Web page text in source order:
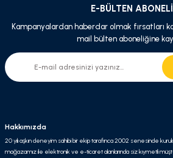
E-BÜLTEN
Kampanyalardan haberdar olmak fırsatları
mail bülten aboneliğine
Hakkımızda
20 yılı aşkın deneyim sahibi bir ekip tarafınca 2002 senesinde
mağazamız ile elektronik ve e-ticaret alanlarında siz kıymetli